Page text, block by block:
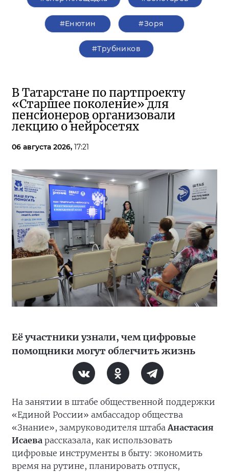
#Енютин #Зоря
#Трубников
В Татарстане по партпроекту
«Старшее поколение» для
пенсионеров организовали
лекцию о нейросетях
06 августа 2026, 17:21
Её участники узнали, чем цифровые
помощники могут облегчить жизнь
На занятии в штабе общественной поддержки
«Единой России» амбассадор общества
«Знание», замруководителя штабаАнастасия
Исаева рассказала, как использовать
цифровые инструменты в быту: экономить
время на рутине, планировать отпуск,